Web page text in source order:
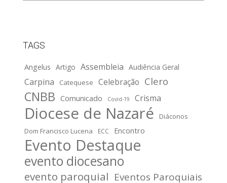
TAGS
Angelus Artigo Assembleia Audiência Geral
Carpina Catequese Celebração Clero
CNBB Comunicado Covid-19 Crisma
Diocese de Nazaré
Diáconos
Dom Francisco Lucena
ECC Encontro
Evento Destaque
evento diocesano
evento paroquial Eventos Paroquiais